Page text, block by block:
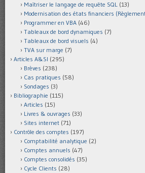
Maîtriser le langage de requête SQL (13)
Modernisation des états financiers
Programmer en VBA (46)
Tableaux de bord dynamiques (7)
Tableaux de bord visuels (4)
TVA sur marge (7)
Articles A&SI (295)
Brèves (238)
Cas pratiques (58)
Sondages (3)
Bibliographie (115)
Articles (15)
Livres & ouvrages (33)
Sites internet (71)
Contrôle des comptes (197)
Comptabilité analytique (2)
Comptes annuels (47)
Comptes consolidés (35)
Cycle Clients (28)